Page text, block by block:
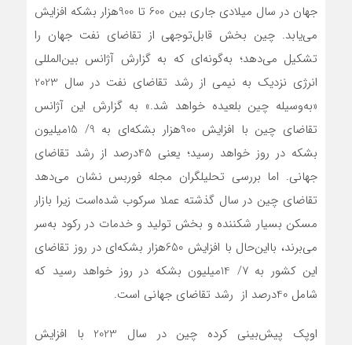
جهان در سال میلادی جاری بین 600 تا 900‌هزار بشکه افزایش
می‌‌‌‌‌یابد. چین بخش قابل‌‌‌‌‌توجهی از تقاضای نفت جهان را
تشکیل می‌دهد؛ به‌‌‌‌‌گونه‌‌‌‌‌ای که به گزارش آژانس بین‌المللی
انرژی نزدیک به نیمی از رشد تقاضای نفت در سال 2023
«به‌‌‌‌‌وسیله چین بلعیده خواهد شد.» به گزارش این آژانس
تقاضای چین با افزایش 900هزار بشکه‌‌‌‌‌ای به 9/ 15میلیون
بشکه در روز خواهد رسید؛ یعنی 45درصد از رشد تقاضای
جهانی. اما بررسی تحلیلگران مجله فوربس نشان می‌دهد
تقاضای چین در سال‌‌‌‌‌ گذشته عملا سرکوب شده‌است زیرا بازار
مسکن بسیار شکننده و بخش تولید و خدمات در رکود به‌‌‌‌‌سر
می‌‌‌‌‌برند، بااین‌حال با افزایش 650هزار بشکه‌‌‌‌‌ای در روز تقاضای
این کشور به 7/ 14میلیون بشکه در روز خواهد رسید که
شامل 40درصد از رشد تقاضای جهانی است.
اوپک پیش‌بینی کرده چین در سال 2023 با افزایش